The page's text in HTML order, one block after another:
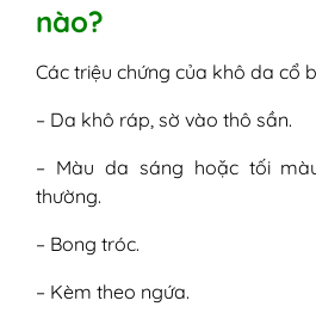
nào?
Các triệu chứng của khô da cổ
– Da khô ráp, sờ vào thô sần.
– Màu da sáng hoặc tối
thường.
– Bong tróc.
– Kèm theo ngứa.